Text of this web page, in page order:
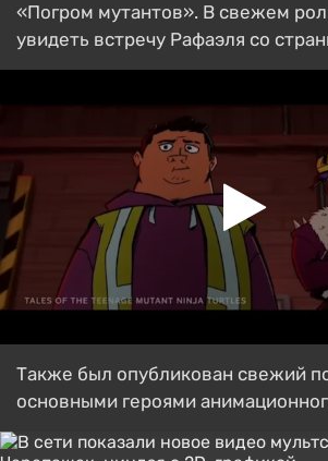
«Погром мутантов». В свежем
увидеть встречу Рафаэля со
Также был опубликован свежий
основными героями